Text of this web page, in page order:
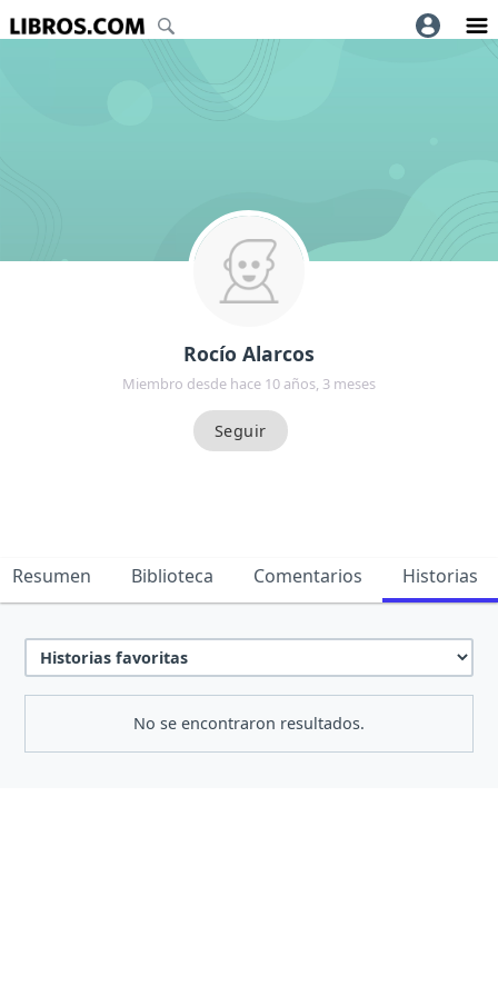
Rocío Alarcos
Miembro desde hace 10 años, 3 meses
Resumen Biblioteca Comentarios Historias
No se encontraron resultados.